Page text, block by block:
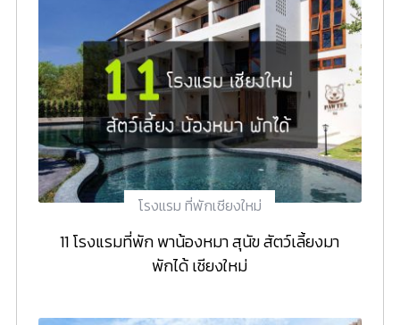
โรงแรม ที่พักเชียงใหม่
11 โรงแรมที่พัก พาน้องหมา สุนัข สัตว์เลี้ยงมา
พักได้ เชียงใหม่